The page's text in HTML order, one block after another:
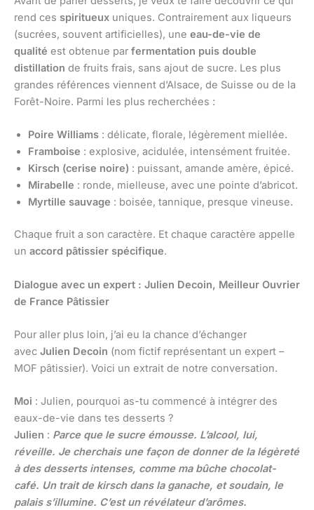
rend ces spiritueux uniques. Contrairement aux liqueurs
(sucrées, souvent artificielles), une eau-de-vie de
qualité est obtenue par fermentation puis double
distillation de fruits frais, sans ajout de sucre. Les plus
grandes références viennent d’Alsace, de Suisse ou de la
Forêt-Noire. Parmi les plus recherchées :
Poire Williams : délicate, florale, légèrement miellée.
Framboise : explosive, acidulée, intensément fruitée.
Kirsch (cerise noire) : puissant, amande amère, épicé.
Mirabelle : ronde, mielleuse, avec une pointe d’abricot.
Myrtille sauvage : boisée, tannique, presque vineuse.
Chaque fruit a son caractère. Et chaque caractère appelle
un accord pâtissier spécifique.
Dialogue avec un expert : Julien Decoin, Meilleur Ouvrier
de France Pâtissier
Pour aller plus loin, j’ai eu la chance d’échanger
avec Julien Decoin (nom fictif représentant un expert –
MOF pâtissier). Voici un extrait de notre conversation.
Moi : Julien, pourquoi as-tu commencé à intégrer des
eaux-de-vie dans tes desserts ?
Julien : Parce que le sucre émousse. L’alcool, lui,
réveille. Je cherchais une façon de donner de la légèreté
à des desserts intenses, comme ma bûche chocolat-
café. Un trait de kirsch dans la ganache, et soudain, le
palais s’illumine. C’est un révélateur d’arômes.